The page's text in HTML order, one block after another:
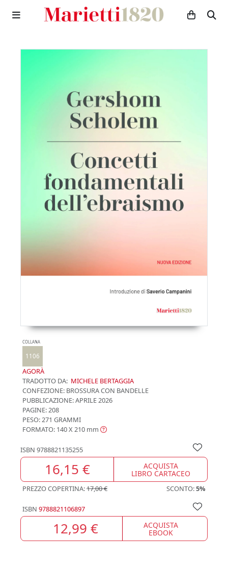
COLLANA
1106
AGORÀ
TRADOTTO DA: MICHELE BERTAGGIA
CONFEZIONE: BROSSURA CON BANDELLE
PUBBLICAZIONE:APRILE 2026
PAGINE: 208
PESO: 271 GRAMMI
FORMATO: 140 X 210 mm
ISBN 9788821135255
16,15 € ACQUISTA
LIBRO CARTACEO
PREZZO COPERTINA:17,00 € SCONTO:5%
ISBN 9788821106897
12,99 € ACQUISTA
EBOOK